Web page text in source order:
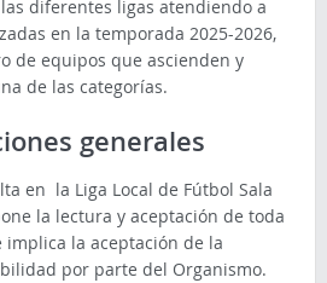
diferentes ligas atendiendo a
en la temporada 2025-2026,
de equipos que ascienden y
de las categorías.
generales
en la Liga Local de Fútbol Sala
la lectura y aceptación de toda
la aceptación de la
por parte del Organismo.